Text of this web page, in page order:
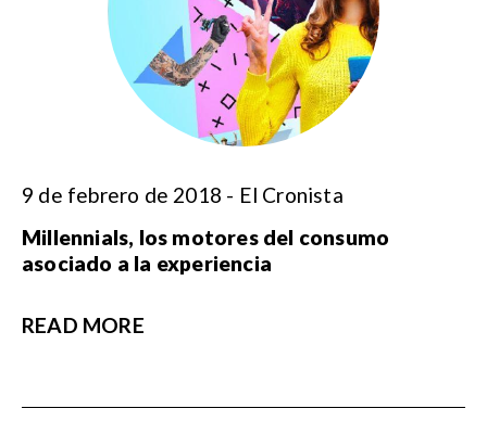
9 de febrero de 2018 - El Cronista
Millennials, los motores del consumo
asociado a la experiencia
READ MORE